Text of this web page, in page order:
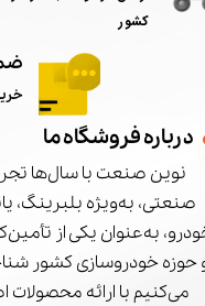
کشور
درباره فروشگاه ما
نوین صنعت با سال‌ها
صنعتی، به‌ویژه بلبرینگ،
به‌عنوان یکی از
حوزه خودروسازی کشور
می‌کنیم با ارائه محصولات